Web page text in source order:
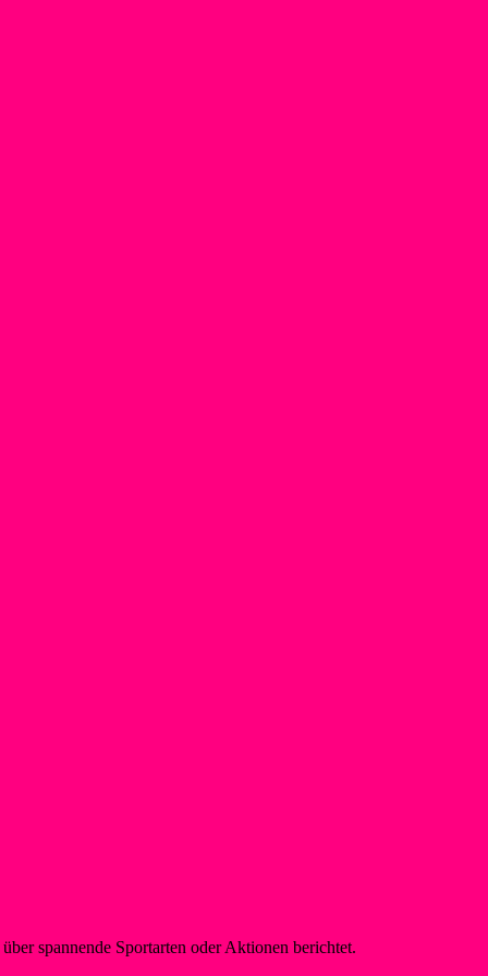
spannende Sportarten oder Aktionen berichtet.